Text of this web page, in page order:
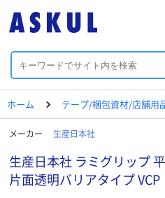
ホーム テープ/梱包資材/店舗用
メーカー 生産日本社
生産日本社 ラミグリップ
片面透明バリアタイプ VCP